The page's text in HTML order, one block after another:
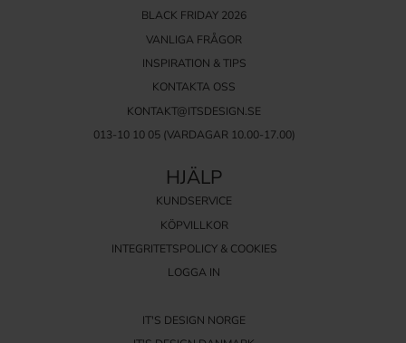
BLACK FRIDAY 2026
VANLIGA FRÅGOR
INSPIRATION & TIPS
KONTAKTA OSS
KONTAKT@ITSDESIGN.SE
013-10 10 05(VARDAGAR 10.00-17.00)
HJÄLP
KUNDSERVICE
KÖPVILLKOR
INTEGRITETSPOLICY & COOKIES
LOGGA IN
IT'S DESIGN NORGE